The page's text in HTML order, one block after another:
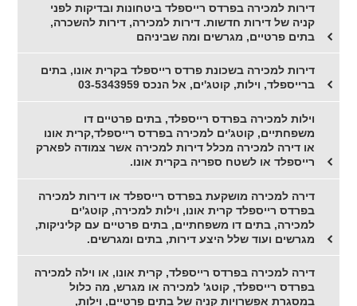
דירות למכירה בפרדס רייספלד ביטחונות ובדיקות לפני
קניה של דירות חדשות. דירות למכירה, דירות להשכרה,
בתים פרטיים, מגרשים ומה שביניהם
דירות למכירה בשכונת פרדס רייספלד בקרית אונו, בתים
ברייספלד, וילות, קוטג'ים, אל הנכס 03-5343959
וילות למכירה בפרדס רייספלד, בתים פרטיים דו
משפחתיים, קוטג'ים למכירה בפרדס רייספלד,קרית אונו
או דירה למכירה מכלל דירות למכירה אשר צמודה לפארק
רייספלד או לשטח ספריה בקרית אונו.
דירה למכירה מושקעת בפרדס רייספלד או דירות למכירה
בפרדס רייספלד קרית אונו, וילות למכירה, קוטג'ים
למכירה, בתים דו משפחתיים, בתים פרטיים עם קליניקות,
מגרשים ועוד שלל היצע דירות, בתים ומגרשים.
דירה למכירה בפרדס רייספלד, קרית אונו, או וילה למכירה
בפרדס רייספלד, קוטג' למכירה או מגרש, מה כלול
במסגרת אפשרויות קניה של בתים פרטיים, וילות,